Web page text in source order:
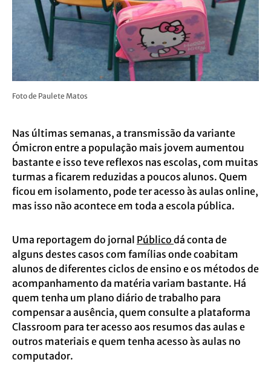
Foto de Paulete Matos
Nas últimas semanas, a transmissão da variante
Ómicron entre a população mais jovem aumentou
bastante e isso teve reflexos nas escolas, com muitas
turmas a ficarem reduzidas a poucos alunos. Quem
ficou em isolamento, pode ter acesso às aulas online,
mas isso não acontece em toda a escola pública.
Uma reportagem do jornal Público dá conta de
alguns destes casos com famílias onde coabitam
alunos de diferentes ciclos de ensino e os métodos de
acompanhamento da matéria variam bastante. Há
quem tenha um plano diário de trabalho para
compensar a ausência, quem consulte a plataforma
Classroom para ter acesso aos resumos das aulas e
outros materiais e quem tenha acesso às aulas no
computador.